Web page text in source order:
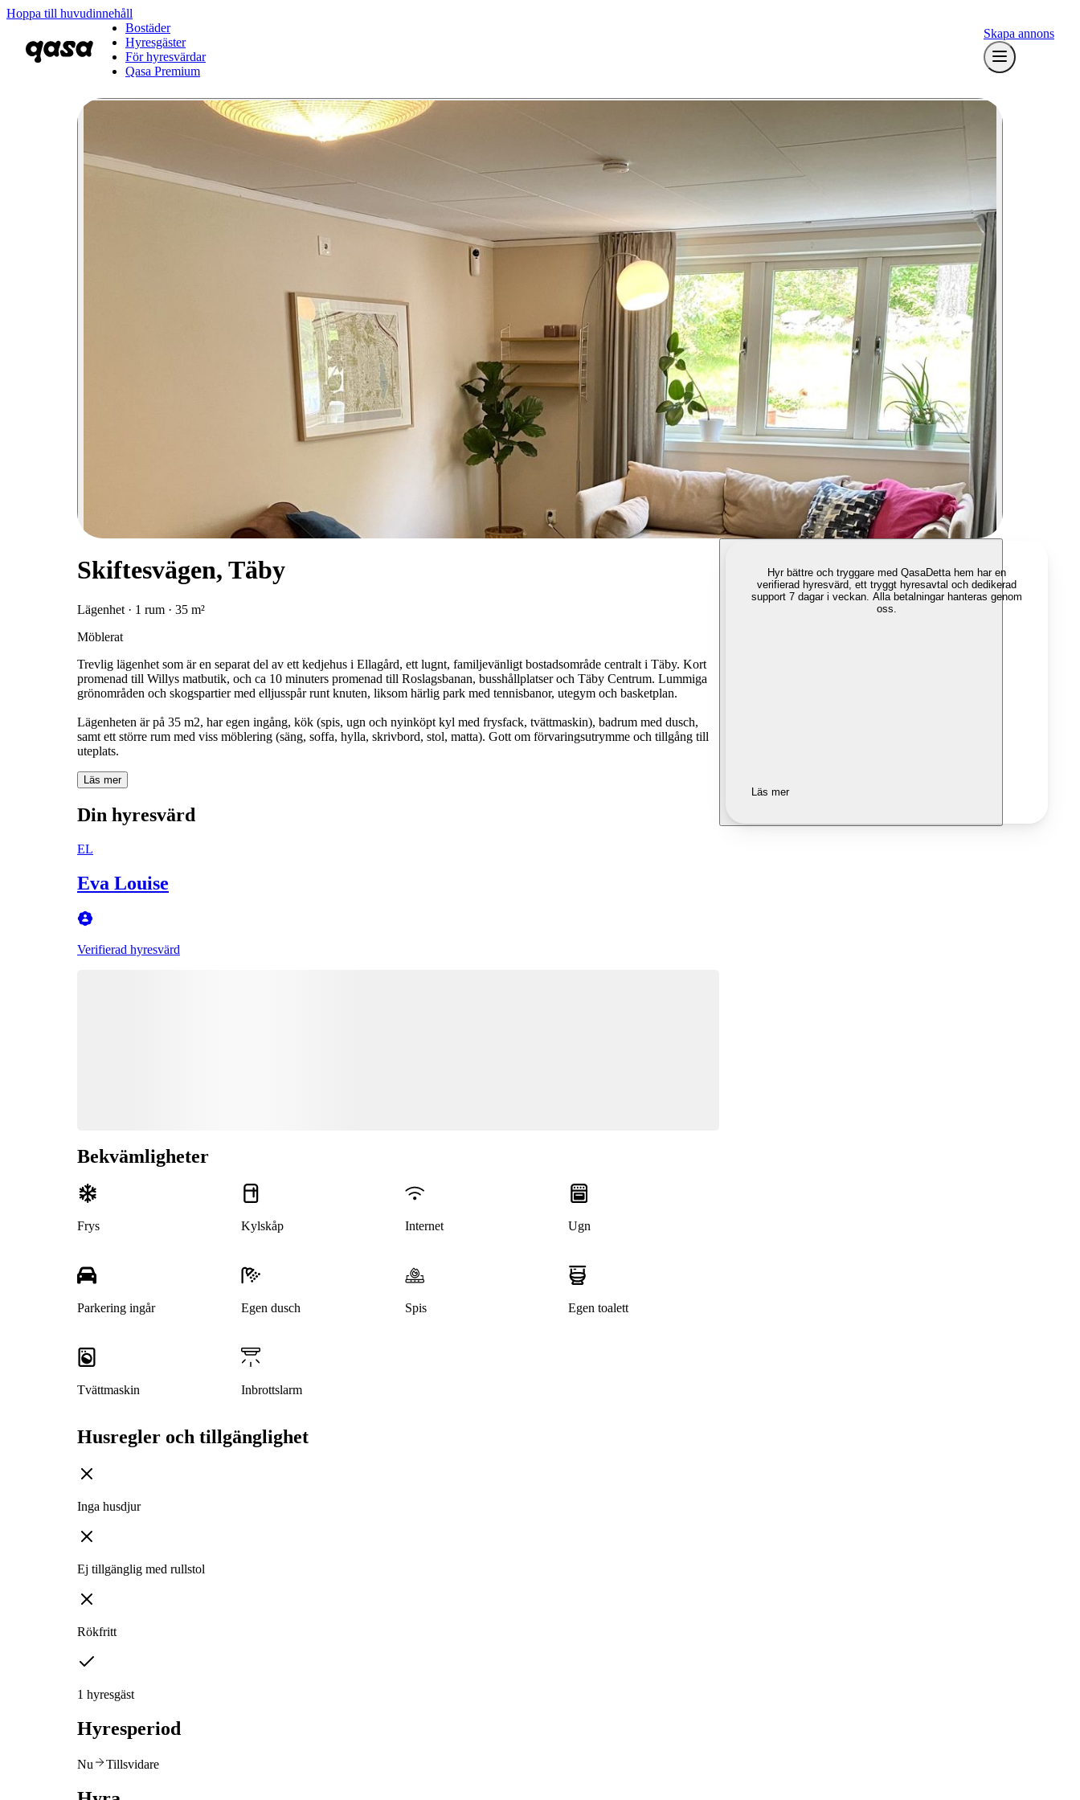
Hoppa till huvudinnehåll
Bostäder
Hyresgäster
För hyresvärdar
Qasa Premium
Skapa annons
Skiftesvägen, Täby
Lägenhet · 1 rum · 35 m²
Möblerat
Trevlig lägenhet som är en separat del av ett kedjehus i Ellagård, ett lugnt, familjevänligt bostadsområde centralt i Täby. Kort
promenad till Willys matbutik, och ca 10 minuters promenad till Roslagsbanan, busshållplatser och Täby Centrum. Lummiga
grönområden och skogspartier med elljusspår runt knuten, liksom härlig park med tennisbanor, utegym och basketplan.
Lägenheten är på 35 m2, har egen ingång, kök (spis, ugn och nyinköpt kyl med frysfack, tvättmaskin), badrum med dusch,
samt ett större rum med viss möblering (säng, soffa, hylla, skrivbord, stol, matta). Gott om förvaringsutrymme och tillgång till
uteplats.
Läs mer
Din hyresvärd
EL
Eva Louise
Verifierad hyresvärd
Bekvämligheter
Frys Kylskåp Internet Ugn
Parkering ingår Egen dusch Spis Egen toalett
Tvättmaskin Inbrottslarm
Husregler och tillgänglighet
Inga husdjur
Ej tillgänglig med rullstol
Rökfritt
1 hyresgäst
Hyresperiod
Nu Tillsvidare
Hyr bättre och tryggare med QasaDetta hem har en
verifierad hyresvärd, ett tryggt hyresavtal och dedikerad
support 7 dagar i veckan. Alla betalningar hanteras genom
oss.
Läs mer